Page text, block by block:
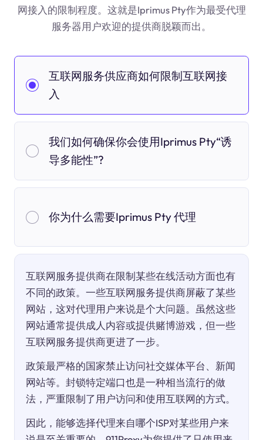
网接入的限制程度。这就是Iprimus Pty作为最受代理
服务器用户欢迎的提供商脱颖而出。
互联网服务供应商如何限制互联网接
入
我们如何确保你会使用Iprimus Pty“诱
导多能性”?
你为什么需要Iprimus Pty 代理
互联网服务提供商在限制某些在线活动方面也有
不同的政策。一些互联网服务提供商屏蔽了某些
网站，这对代理用户来说是个大问题。虽然这些
网站通常提供成人内容或提供赌博游戏，但一些
互联网服务提供商更进了一步。
政策最严格的国家禁止访问社交媒体平台、新闻
网站等。封锁特定端口也是一种相当流行的做
法，严重限制了用户访问和使用互联网的方式。
因此，能够选择代理来自哪个ISP对某些用户来